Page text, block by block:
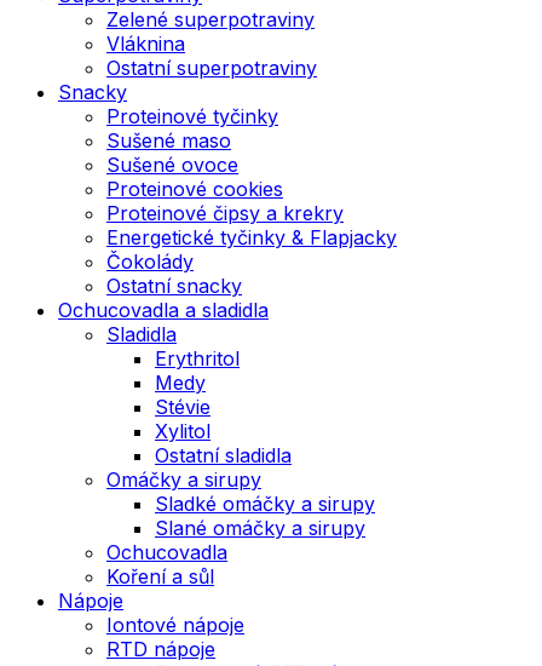
Zelené superpotraviny
Vláknina
Ostatní superpotraviny
Snacky
Proteinové tyčinky
Sušené maso
Sušené ovoce
Proteinové cookies
Proteinové čipsy a krekry
Energetické tyčinky & Flapjacky
Čokolády
Ostatní snacky
Ochucovadla a sladidla
Sladidla
Erythritol
Medy
Stévie
Xylitol
Ostatní sladidla
Omáčky a sirupy
Sladké omáčky a sirupy
Slané omáčky a sirupy
Ochucovadla
Koření a sůl
Nápoje
Iontové nápoje
RTD nápoje